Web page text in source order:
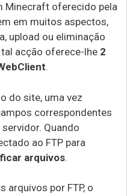
Minecraft oferecido pela
em muitos aspectos,
upload ou eliminação
acção oferece-lhe 2
.
do site, uma vez
correspondentes
Quando
ao FTP para
arquivos.
arquivos por FTP, o